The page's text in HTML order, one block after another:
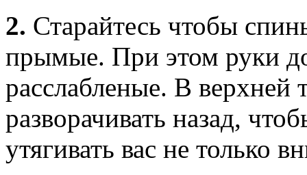
2. Старайтесь чтобы
прымые. При этом руки
расслабленые. В верхней
разворачивать назад,
утягивать вас не только